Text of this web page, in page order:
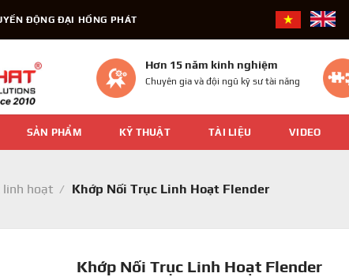
ĐỘNG ĐẠI HỒNG PHÁT
Hơn 15 năm kinh nghiệm
Chuyên gia và đội ngũ kỹ sư tài năng
SẢN PHẨM KỸ THUẬT TÀI LIỆU VIDEO
linh hoạt / Khớp Nối Trục Linh Hoạt Flender
Khớp Nối Trục Linh Hoạt Flender